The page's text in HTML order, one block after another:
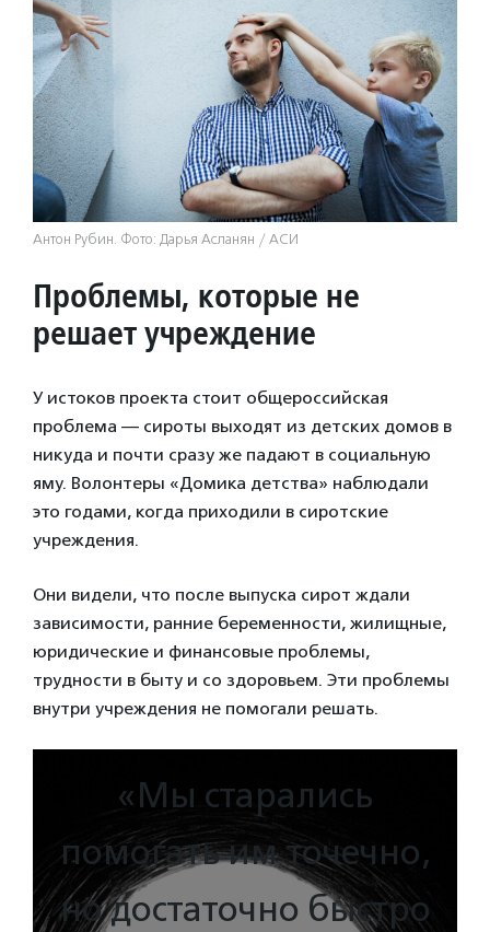
Антон Рубин. Фото: Дарья Асланян / АСИ
Проблемы, которые не
решает учреждение
У истоков проекта стоит общероссийская
проблема — сироты выходят из детских домов в
никуда и почти сразу же падают в социальную
яму. Волонтеры «Домика детства» наблюдали
это годами, когда приходили в сиротские
учреждения.
Они видели, что после выпуска сирот ждали
зависимости, ранние беременности, жилищные,
юридические и финансовые проблемы,
трудности в быту и со здоровьем. Эти проблемы
внутри учреждения не помогали решать.
«Мы старались
помогать им точечно,
но достаточно быстро